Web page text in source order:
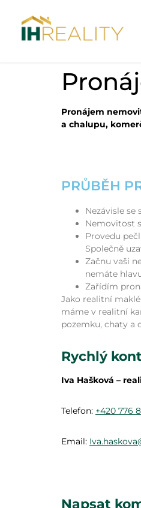
Pronájem
a chalupu,
PRŮBĚH
Nezávisle
Nemovitost
Provedu
Společně
Začnu vaši
nemáte
Zařídím
Jako realitní
máme v realitní
pozemku, chaty a
Rychlý
Iva Hašková –
Telefon: +420 776
Email:
Napsat